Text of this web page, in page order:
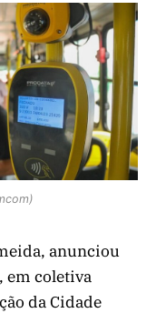
anunciou
em coletiva
da Cidade